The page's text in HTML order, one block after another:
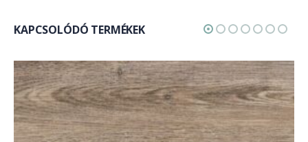
KAPCSOLÓDÓ TERMÉKEK